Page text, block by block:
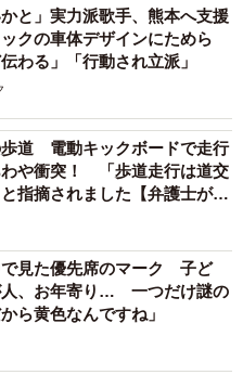
かと」実力派歌手、熊本へ支援
クの車体デザインにためら
わる」「行動され立派」
歩道 電動キックボードで走行
や衝突！ 「歩道走行は道交
指摘されました【弁護士が解
で見た優先席のマーク 子ど
人、お年寄り… 一つだけ謎の
ら黄色なんですね」